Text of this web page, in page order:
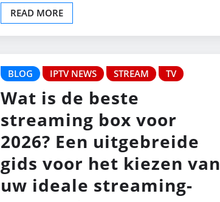
READ MORE
BLOG IPTV NEWS STREAM TV
Wat is de beste
streaming box voor
2026? Een uitgebreide
gids voor het kiezen van
uw ideale streaming-